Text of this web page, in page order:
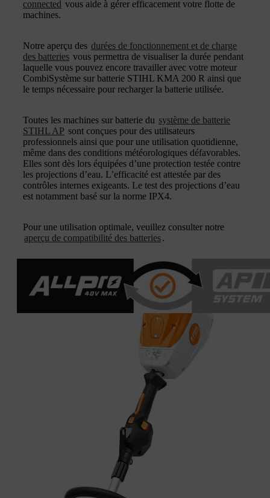
connected vous aide à gérer efficacement votre flotte de
machines.
Notre aperçu des durées de fonctionnement et de charge
des batteries vous permettra de visualiser la durée pendant
laquelle vous pouvez encore travailler avec votre moteur
CombiSystème sur batterie STIHL KMA 200 R ainsi que
le temps nécessaire pour recharger la batterie utilisée.
Toutes les machines sur batterie du système de batterie
STIHL AP sont conçues pour des utilisateurs
professionnels ainsi que pour une utilisation quotidienne,
même dans des conditions météorologiques défavorables.
Elles sont dès lors équipées d’une protection testée contre
les projections d’eau. L’efficacité est attestée par des
contrôles internes exigeants. Le test des projections d’eau
est notamment basé sur la norme IPX4.
Pour une utilisation optimale, veuillez consulter notre
aperçu de compatibilité des batteries.